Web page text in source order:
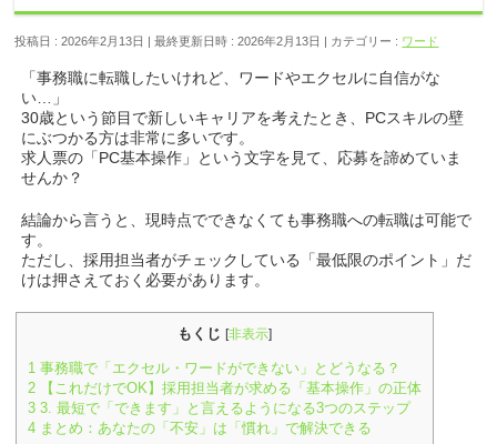
投稿日 : 2026年2月13日 最終更新日時 : 2026年2月13日 カテゴリー : ワード
「事務職に転職したいけれど、ワードやエクセルに自信がな
い…」
30歳という節目で新しいキャリアを考えたとき、PCスキルの壁
にぶつかる方は非常に多いです。
求人票の「PC基本操作」という文字を見て、応募を諦めていま
せんか？
結論から言うと、現時点でできなくても事務職への転職は可能で
す。
ただし、採用担当者がチェックしている「最低限のポイント」だ
けは押さえておく必要があります。
もくじ [非表示]
1 事務職で「エクセル・ワードができない」とどうなる？
2 【これだけでOK】採用担当者が求める「基本操作」の正体
3 3. 最短で「できます」と言えるようになる3つのステップ
4 まとめ：あなたの「不安」は「慣れ」で解決できる